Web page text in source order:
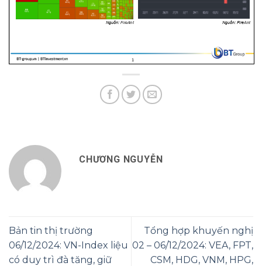
CHƯƠNG NGUYỄN
Bản tin thị trường
06/12/2024: VN-Index liệu
có duy trì đà tăng, giữ
Tổng hợp khuyến nghị
02 – 06/12/2024: VEA, FPT,
CSM, HDG, VNM, HPG,